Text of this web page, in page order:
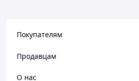
Покупателям
Продавцам
О нас